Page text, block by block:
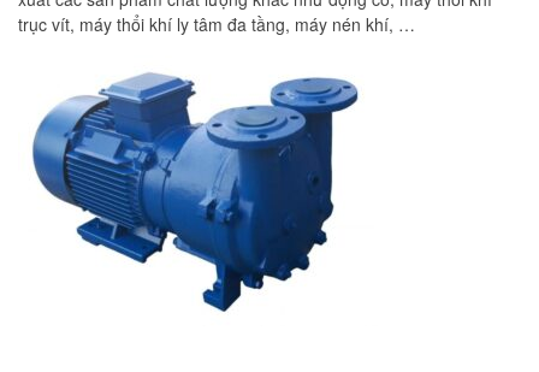
trục vít, máy thổi khí ly tâm đa tầng, máy nén khí, …